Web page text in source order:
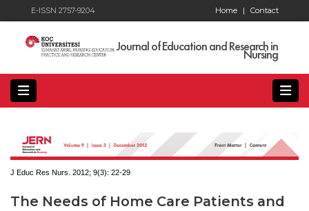
E-ISSN 2757-9204 Contact
Home |
Journal of Education and Research in
Nursing
J Educ Res Nurs. 2012; 9(3): 22-29
The Needs of Home Care Patients and